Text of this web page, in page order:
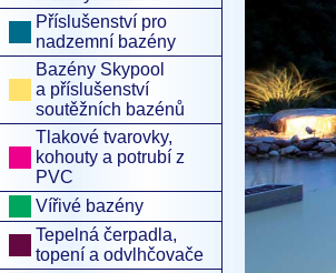
Příslušenství pro
nadzemní bazény
Bazény Skypool
a příslušenství
soutěžních bazénů
Tlakové tvarovky,
kohouty a potrubí z
PVC
Vířivé bazény
Tepelná čerpadla,
topení a odvlhčovače